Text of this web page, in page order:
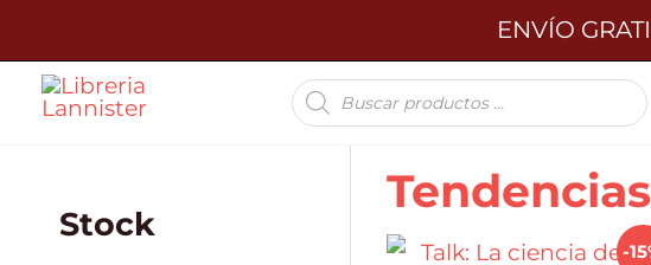
al
contenido
ENVÍO
Búsqueda
de
productos
Stock
Tendencias
-